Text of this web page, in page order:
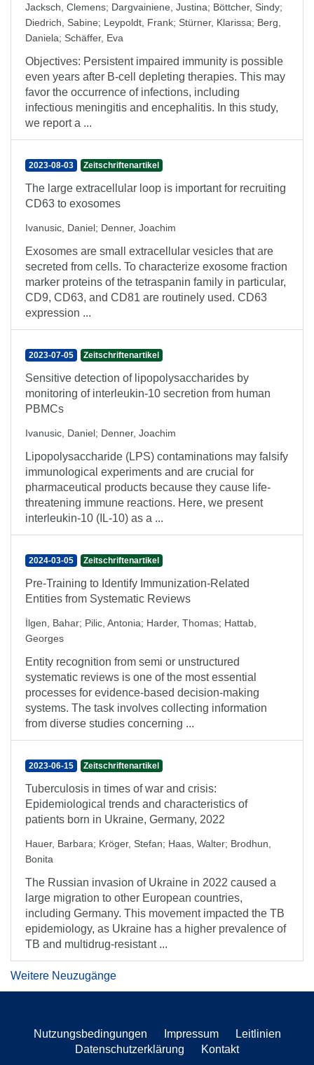
Jacksch, Clemens; Dargvainiene, Justina; Böttcher, Sindy;
Diedrich, Sabine; Leypoldt, Frank; Stürner, Klarissa; Berg,
Daniela; Schäffer, Eva
Objectives: Persistent impaired immunity is possible
even years after B-cell depleting therapies. This may
favor the occurrence of infections, including
infectious meningitis and encephalitis. In this study,
we report a ...
2023-08-03 Zeitschriftenartikel
The large extracellular loop is important for recruiting
CD63 to exosomes
Ivanusic, Daniel; Denner, Joachim
Exosomes are small extracellular vesicles that are
secreted from cells. To characterize exosome fraction
marker proteins of the tetraspanin family in particular,
CD9, CD63, and CD81 are routinely used. CD63
expression ...
2023-07-05 Zeitschriftenartikel
Sensitive detection of lipopolysaccharides by
monitoring of interleukin-10 secretion from human
PBMCs
Ivanusic, Daniel; Denner, Joachim
Lipopolysaccharide (LPS) contaminations may falsify
immunological experiments and are crucial for
pharmaceutical products because they cause life-
threatening immune reactions. Here, we present
interleukin-10 (IL-10) as a ...
2024-03-05 Zeitschriftenartikel
Pre-Training to Identify Immunization-Related
Entities from Systematic Reviews
İlgen, Bahar; Pilic, Antonia; Harder, Thomas; Hattab,
Georges
Entity recognition from semi or unstructured
systematic reviews is one of the most essential
processes for evidence-based decision-making
systems. The task involves collecting information
from diverse studies concerning ...
2023-06-15 Zeitschriftenartikel
Tuberculosis in times of war and crisis:
Epidemiological trends and characteristics of
patients born in Ukraine, Germany, 2022
Hauer, Barbara; Kröger, Stefan; Haas, Walter; Brodhun,
Bonita
The Russian invasion of Ukraine in 2022 caused a
large migration to other European countries,
including Germany. This movement impacted the TB
epidemiology, as Ukraine has a higher prevalence of
TB and multidrug-resistant ...
Weitere Neuzugänge
Nutzungsbedingungen Impressum
Leitlinien
Datenschutzerklärung
Kontakt